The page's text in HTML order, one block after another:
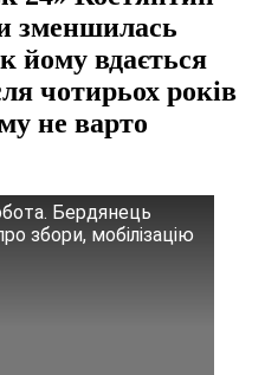
зменшилась
йому вдається
чотирьох років
не варто
Бердянець
збори, мобілізацію